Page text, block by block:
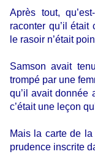
Après tout,
raconter qu’il était
le rasoir n’était
Samson avait
trompé par une
qu’il avait donnée
c’était une leçon
Mais la carte de
prudence inscrite